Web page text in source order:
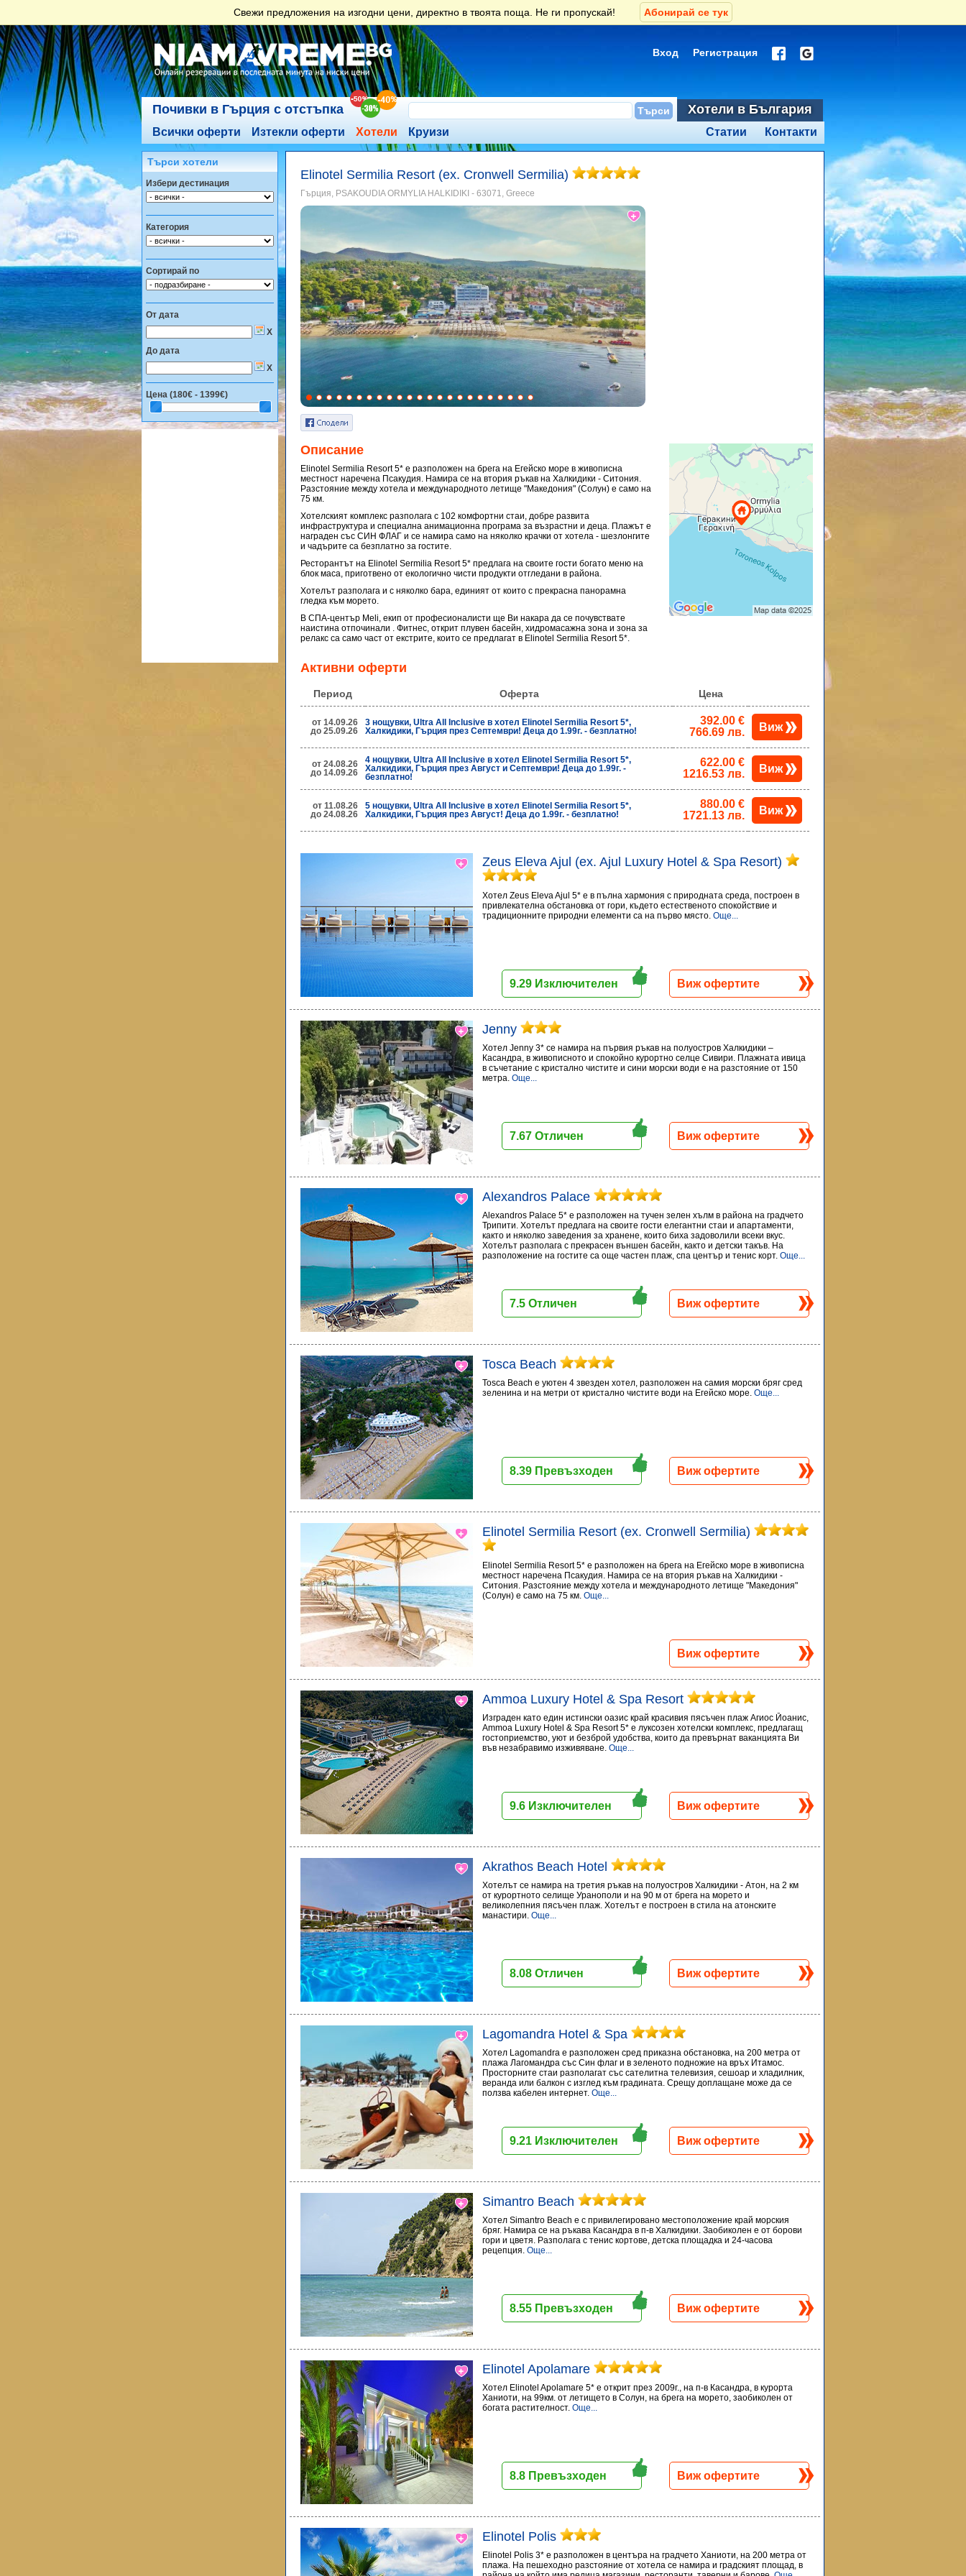
Свежи предложения на изгодни цени, директно в твоята поща. Не ги пропускай! Абонирай се тук
Вход Регистрация
Почивки в Гърция с отстъпка Хотели в България
Всички оферти Изтекли оферти Хотели Круизи Контакти
Статии
Elinotel Sermilia Resort (ex. Cronwell Sermilia)
Гърция, PSAKOUDIA ORMYLIA HALKIDIKI - 63071, Greece
Описание
Elinotel Sermilia Resort 5* е разположен на брега на Егейско море в живописна
местност наречена Псакудия. Намира се на втория ръкав на Халкидики - Ситония.
Разстояние между хотела и международното летище "Македония" (Солун) е само на
75 км.
Хотелският комплекс разполага с 102 комфортни стаи, добре развита
инфраструктура и специална анимационна програма за възрастни и деца. Плажът е
награден със СИН ФЛАГ и се намира само на няколко крачки от хотела - шезлонгите
и чадърите са безплатно за гостите.
Ресторантът на Elinotel Sermilia Resort 5* предлага на своите гости богато меню на
блок маса, приготвено от екологично чисти продукти отгледани в района.
Хотелът разполага и с няколко бара, единият от които с прекрасна панорамна
гледка към морето.
В СПА-център Meli, екип от професионалисти ще Ви накара да се почувствате
наистина отпочинали . Фитнес, открит плувен басейн, хидромасажна зона и зона за
релакс са само част от екстрите, които се предлагат в Elinotel Sermilia Resort 5*.
Активни оферти
Период Оферта Цена
от 14.09.26
до 25.09.26
3 нощувки, Ultra All Inclusive в хотел Elinotel Sermilia Resort 5*,
Халкидики, Гърция през Септември! Деца до 1.99г. - безплатно!
392.00 €
766.69 лв.
Виж
от 24.08.26
до 14.09.26
4 нощувки, Ultra All Inclusive в хотел Elinotel Sermilia Resort 5*,
Халкидики, Гърция през Август и Септември! Деца до 1.99г. -
безплатно!
622.00 €
1216.53 лв.
Виж
от 11.08.26
до 24.08.26
5 нощувки, Ultra All Inclusive в хотел Elinotel Sermilia Resort 5*,
Халкидики, Гърция през Август! Деца до 1.99г. - безплатно!
880.00 €
1721.13 лв.
Виж
Zeus Eleva Ajul (ex. Ajul Luxury Hotel & Spa Resort)
Хотел Zeus Eleva Ajul 5* е в пълна хармония с природната среда, построен в
привлекателна обстановка от гори, където естественото спокойствие и
традиционните природни елементи са на първо място. Още...
9.29 Изключителен Виж офертите
Jenny
Хотел Jenny 3* се намира на първия ръкав на полуостров Халкидики –
Касандра, в живописното и спокойно курортно селце Сивири. Плажната ивица
в съчетание с кристално чистите и сини морски води е на разстояние от 150
метра. Още...
7.67 Отличен Виж офертите
Alexandros Palace
Alexandros Palace 5* e разположен на тучен зелен хълм в района на градчето
Трипити. Хотелът предлага на своите гости елегантни стаи и апартаменти,
както и няколко заведения за хранене, които биха задоволили всеки вкус.
Хотелът разполага с прекрасен външен басейн, както и детски такъв. На
разположение на гостите са още частен плаж, спа център и тенис корт. Още...
7.5 Отличен Виж офертите
Tosca Beach
Tosca Beach е уютен 4 звезден хотел, разположен на самия морски бряг сред
зеленина и на метри от кристално чистите води на Егейско море. Още...
8.39 Превъзходен Виж офертите
Elinotel Sermilia Resort (ex. Cronwell Sermilia)
Elinotel Sermilia Resort 5* е разположен на брега на Егейско море в живописна
местност наречена Псакудия. Намира се на втория ръкав на Халкидики -
Ситония. Разстояние между хотела и международното летище "Македония"
(Солун) е само на 75 км. Още...
Виж офертите
Ammoa Luxury Hotel & Spa Resort
Изграден като един истински оазис край красивия пясъчен плаж Агиос Йоанис,
Ammoa Luxury Hotel & Spa Resort 5* е луксозен хотелски комплекс, предлагащ
гостоприемство, уют и безброй удобства, които да превърнат ваканцията Ви
във незабравимо изживяване. Още...
9.6 Изключителен Виж офертите
Akrathos Beach Hotel
Хотелът се намира на третия ръкав на полуостров Халкидики - Атон, на 2 км
от курортното селище Уранополи и на 90 м от брега на морето и
великолепния пясъчен плаж. Хотелът е построен в стила на атонските
манастири. Още...
8.08 Отличен Виж офертите
Lagomandra Hotel & Spa
Хотел Lagomandra е разположен сред приказна обстановка, на 200 метра от
плажа Лагомандра със Син флаг и в зеленото подножие на връх Итамос.
Просторните стаи разполагат със сателитна телевизия, сешоар и хладилник,
веранда или балкон с изглед към градината. Срещу доплащане може да се
ползва кабелен интернет. Още...
9.21 Изключителен Виж офертите
Simantro Beach
Хотел Simantro Beach е с привилегировано местоположение край морския
бряг. Намира се на ръкава Касандра в п-в Халкидики. Заобиколен е от борови
гори и цветя. Разполага с тенис кортове, детска площадка и 24-часова
рецепция. Още...
8.55 Превъзходен Виж офертите
Elinotel Apolamare
Хотел Elinotel Apolamare 5* е открит през 2009г., на п-в Касандра, в курорта
Ханиоти, на 99км. от летището в Солун, на брега на морето, заобиколен от
богата растителност. Още...
8.8 Превъзходен Виж офертите
Elinotel Polis
Elinotel Polis 3* е разположен в центъра на градчето Ханиоти, на 200 метра от
плажа. На пешеходно разстояние от хотела се намира и градският площад, в
Търси хотели
Избери дестинация
Категория
Сортирай по
От дата
X
До дата
X
Цена (180€ - 1399€)